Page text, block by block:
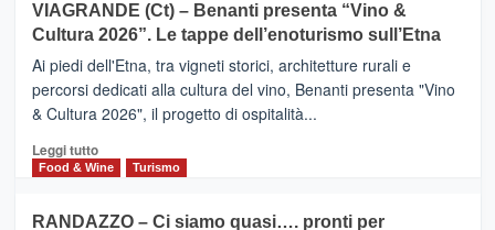
Anche
la
Alcantara
nei
primi
nella
classifica
IL
SAN
DOMENICO
PALACE
TAORMINA,
UN
HOTEL
FOUR
VIAGRANDE (Ct) – Benanti presenta “Vino &
Cultura 2026”. Le tappe dell’enoturismo sull’Etna
Ai piedi dell'Etna, tra vigneti storici, architetture rurali e
percorsi dedicati alla cultura del vino, Benanti presenta "Vino
& Cultura 2026", il progetto di ospitalità...
Leggi tuttoLeggi
di
Food & Wine Turismo
RANDAZZO – Ci siamo quasi…. pronti per